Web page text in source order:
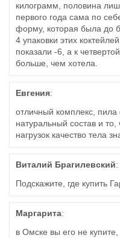
килограмм, половина
первого года сама по
форму, которая была до
4 упаковки этих
показали -6, а к
больше, чем хотела.
Евгения:
отличный комплекс, пила
натуральный состав и
нагрузок качество тела
Виталий Брагилевский:
Подскажите, где купить
Маргарита:
в Омске вы его не